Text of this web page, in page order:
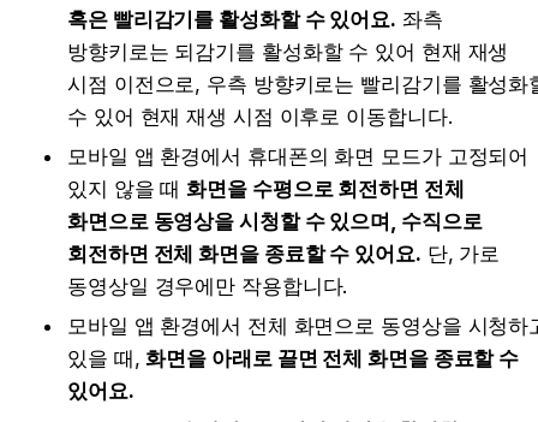
혹은 빨리감기를 활성화할 수 있어요. 좌측
방향키로는 되감기를 활성화할 수 있어 현재 재생
시점 이전으로, 우측 방향키로는 빨리감기를 활성화
수 있어 현재 재생 시점 이후로 이동합니다.
모바일 앱 환경에서 휴대폰의 화면 모드가 고정되어
있지 않을 때 화면을 수평으로 회전하면 전체
화면으로 동영상을 시청할 수 있으며, 수직으로
회전하면 전체 화면을 종료할 수 있어요. 단, 가로
동영상일 경우에만 작용합니다.
모바일 앱 환경에서 전체 화면으로 동영상을 시청하
있을 때, 화면을 아래로 끌면 전체 화면을 종료할 수
있어요.